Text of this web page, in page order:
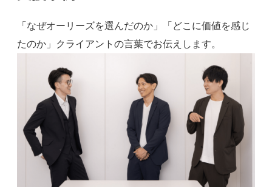
「なぜオーリーズを選んだのか」「どこに価値を感じ
たのか」クライアントの言葉でお伝えします。